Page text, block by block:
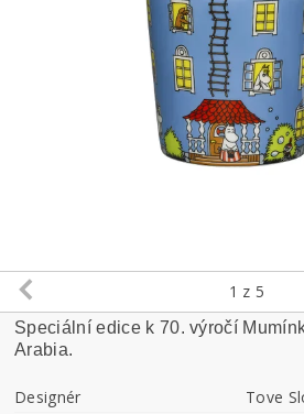
1 z 5
Speciální edice k 70. výročí
Arabia.
Designér
Tove